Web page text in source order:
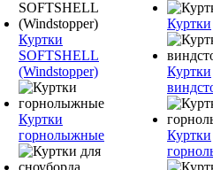
Куртки
SOFTSHELL
(Windstopper)
Куртки
горнолыжные
Куртки
Куртки
Куртки